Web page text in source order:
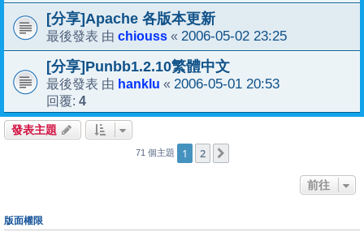
[分享]Apache 各版本更新
最後發表 由 chiouss « 2006-05-02 23:25
[分享]Punbb1.2.10繁體中文
最後發表 由 hanklu « 2006-05-01 20:53
回覆: 4
發表主題
71 個主題 1 2
前往
版面權限